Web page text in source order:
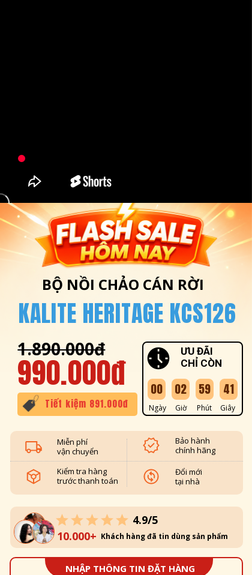
Miễn phí giao hàng toàn quốc
NHẬP THÔNG TIN ĐẶT HÀNG
Miễn phí
vận chuyển
Kiểm tra hàng
trước thanh toán
Bảo hành
chính hãng
Đổi mới
tại nhà
4.9/5
10.000+ Khách hàng đã tin dùng sản phẩm
Tiết kiệm 891.000đ
BỘ NỒI CHẢO CÁN RỜI
KALITE HERITAGE KCS126
1.890.000đ
990.000đ
ƯU ĐÃI
CHỈ CÒN
00 02 59 38
Ngày Giờ Phút Giây